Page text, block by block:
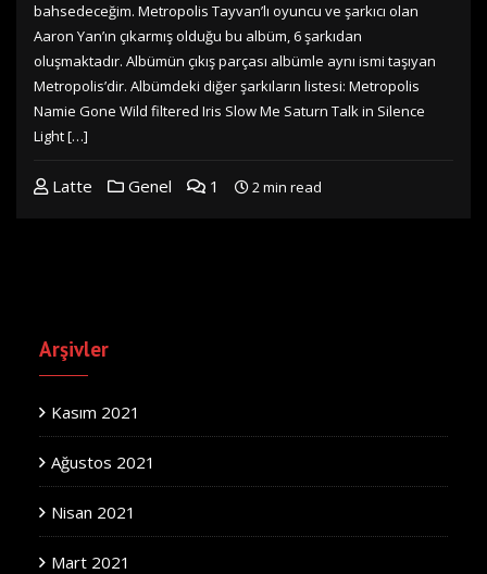
bahsedeceğim. Metropolis Tayvan’lı oyuncu ve şarkıcı olan
Aaron Yan’ın çıkarmış olduğu bu albüm, 6 şarkıdan
oluşmaktadır. Albümün çıkış parçası albümle aynı ismi taşıyan
Metropolis’dir. Albümdeki diğer şarkıların listesi: Metropolis
Namie Gone Wild filtered Iris Slow Me Saturn Talk in Silence
Light […]
Latte Genel 1 2 min read
Arşivler
Kasım 2021
Ağustos 2021
Nisan 2021
Mart 2021